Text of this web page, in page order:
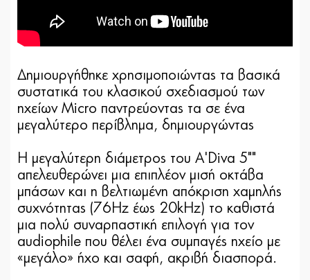
Δημιουργήθηκε χρησιμοποιώντας τα βασικά
συστατικά του κλασικού σχεδιασμού των
ηχείων Micro παντρεύοντας τα σε ένα
μεγαλύτερο περίβλημα, δημιουργώντας
Η μεγαλύτερη διάμετρος του A'Diva 5""
απελευθερώνει μια επιπλέον μισή οκτάβα
μπάσων και η βελτιωμένη απόκριση χαμηλής
συχνότητας (76Hz έως 20kHz) το καθιστά
μια πολύ συναρπαστική επιλογή για τον
audiophile που θέλει ένα συμπαγές ηχείο με
«μεγάλο» ήχο και σαφή, ακριβή διασπορά.